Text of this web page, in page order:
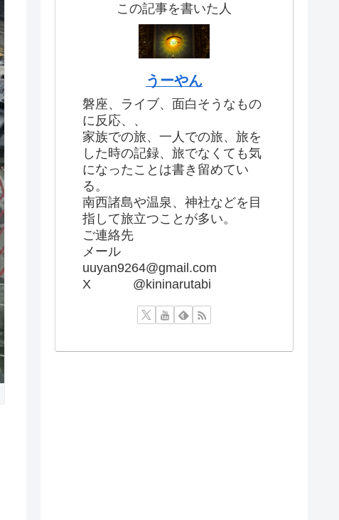
この記事を書いた人
うーやん
磐座、ライブ、面白そうなもの
に反応、、
家族での旅、一人での旅、旅を
した時の記録、旅でなくても気
になったことは書き留めてい
る。
南西諸島や温泉、神社などを目
指して旅立つことが多い。
ご連絡先
メール
uuyan9264@gmail.com
X @kininarutabi